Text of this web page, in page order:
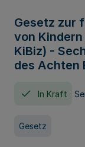
Gesetz zur
von
KiBiz) -
des Achten
In Kraft
Gesetz